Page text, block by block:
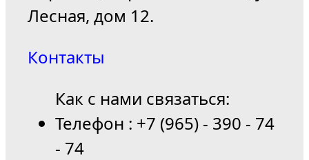
Лесная, дом 12.
Контакты
Как с нами связаться:
Телефон : +7 (965) - 390 - 74
- 74